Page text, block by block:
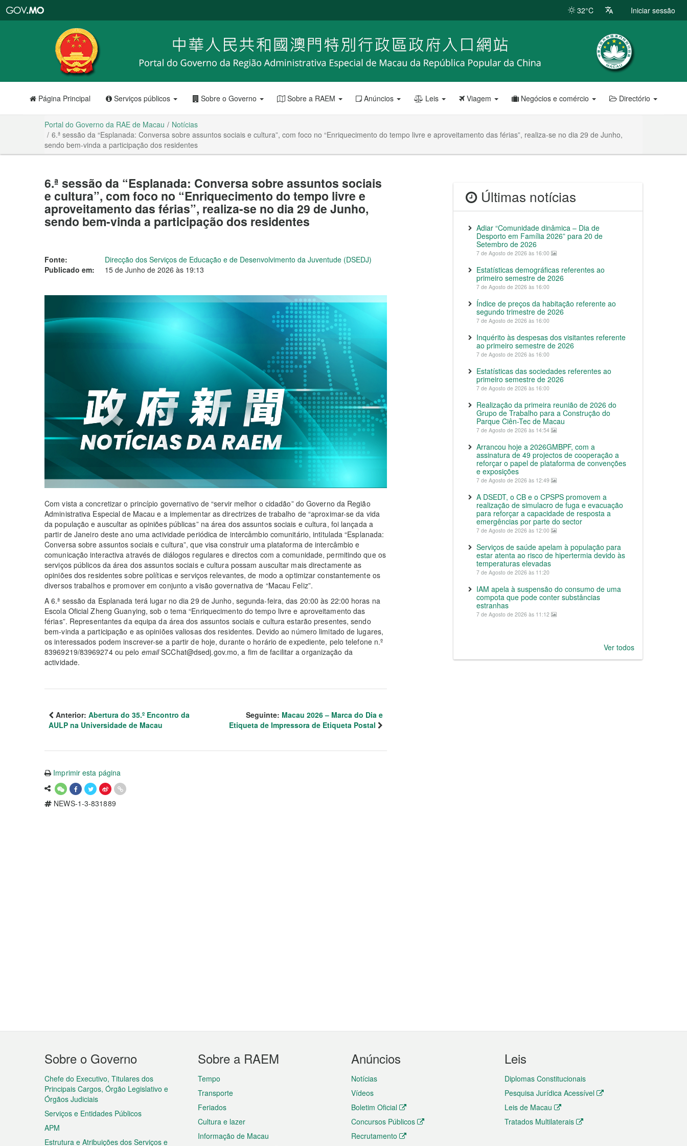
RAE
de
Macau
32°C Iniciar sessão
Página Principal Serviços públicos Sobre o Governo Sobre a RAEM Anúncios Leis Viagem Negócios e comércio Directório
Portal do Governo da RAE de Macau
Notícias
6.ª sessão da “Esplanada: Conversa sobre assuntos sociais e cultura”, com foco no “Enriquecimento do tempo livre e aproveitamento das férias”, realiza-se no dia 29 de Junho,
sendo bem-vinda a participação dos residentes
6.ª sessão da “Esplanada: Conversa sobre assuntos sociais
e cultura”, com foco no “Enriquecimento do tempo livre e
aproveitamento das férias”, realiza-se no dia 29 de Junho,
sendo bem-vinda a participação dos residentes
Fonte:
Direcção dos Serviços de Educação e de Desenvolvimento da Juventude (DSEDJ)
Publicado em:
15 de Junho de 2026 às 19:13
Com vista a concretizar o princípio governativo de “servir melhor o cidadão” do Governo da Região
Administrativa Especial de Macau e a implementar as directrizes de trabalho de “aproximar-se da vida
da população e auscultar as opiniões públicas” na área dos assuntos sociais e cultura, foi lançada a
partir de Janeiro deste ano uma actividade periódica de intercâmbio comunitário, intitulada “Esplanada:
Conversa sobre assuntos sociais e cultura”, que visa construir uma plataforma de intercâmbio e
comunicação interactiva através de diálogos regulares e directos com a comunidade, permitindo que os
serviços públicos da área dos assuntos sociais e cultura possam auscultar mais directamente as
opiniões dos residentes sobre políticas e serviços relevantes, de modo a optimizar constantemente os
diversos trabalhos e promover em conjunto a visão governativa de “Macau Feliz”.
A 6.ª sessão da Esplanada terá lugar no dia 29 de Junho, segunda-feira, das 20:00 às 22:00 horas na
Escola Oficial Zheng Guanying, sob o tema “Enriquecimento do tempo livre e aproveitamento das
férias”. Representantes da equipa da área dos assuntos sociais e cultura estarão presentes, sendo
bem-vinda a participação e as opiniões valiosas dos residentes. Devido ao número limitado de lugares,
os interessados podem inscrever-se a partir de hoje, durante o horário de expediente, pelo telefone n.º
83969219/83969274 ou pelo emailSCChat@dsedj.gov.mo, a fim de facilitar a organização da
actividade.
Anterior: Abertura do 35.º Encontro da
AULP na Universidade de Macau
Seguinte: Macau 2026 – Marca do Dia e
Etiqueta de Impressora de Etiqueta Postal
Imprimir esta página
NEWS-1-3-831889
Últimas notícias
Adiar “Comunidade dinâmica – Dia de
Desporto em Família 2026” para 20 de
Setembro de 2026
7 de Agosto de 2026 às 16:00
Estatísticas demográficas referentes ao
primeiro semestre de 2026
7 de Agosto de 2026 às 16:00
Índice de preços da habitação referente ao
segundo trimestre de 2026
7 de Agosto de 2026 às 16:00
Inquérito às despesas dos visitantes referente
ao primeiro semestre de 2026
7 de Agosto de 2026 às 16:00
Estatísticas das sociedades referentes ao
primeiro semestre de 2026
7 de Agosto de 2026 às 16:00
Realização da primeira reunião de 2026 do
Grupo de Trabalho para a Construção do
Parque Ciên-Tec de Macau
7 de Agosto de 2026 às 14:54
Arrancou hoje a 2026GMBPF, com a
assinatura de 49 projectos de cooperação a
reforçar o papel de plataforma de convenções
e exposições
7 de Agosto de 2026 às 12:49
A DSEDT, o CB e o CPSPS promovem a
realização de simulacro de fuga e evacuação
para reforçar a capacidade de resposta a
emergências por parte do sector
7 de Agosto de 2026 às 12:00
Serviços de saúde apelam à população para
estar atenta ao risco de hipertermia devido às
temperaturas elevadas
7 de Agosto de 2026 às 11:20
IAM apela à suspensão do consumo de uma
compota que pode conter substâncias
estranhas
7 de Agosto de 2026 às 11:12
Ver todos
Menu
do
rodapé
Sobre o Governo
Chefe do Executivo, Titulares dos
Principais Cargos, Órgão Legislativo e
Órgãos Judiciais
Serviços e Entidades Públicos
APM
Estrutura e Atribuições dos Serviços e
Sobre a RAEM
Tempo
Transporte
Feriados
Cultura e lazer
Informação de Macau
Anúncios
Notícias
Vídeos
Boletim Oficial
Concursos Públicos
Recrutamento
Leis
Diplomas Constitucionais
Pesquisa Jurídica Acessível
Leis de Macau
Tratados Multilaterais